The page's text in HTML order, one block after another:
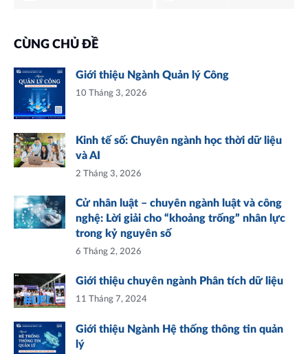
CÙNG CHỦ ĐỀ
Giới thiệu Ngành Quản lý Công
10 Tháng 3, 2026
Kinh tế số: Chuyên ngành học thời dữ liệu
và AI
2 Tháng 3, 2026
Cử nhân luật – chuyên ngành luật và công
nghệ: Lời giải cho “khoảng trống” nhân lực
trong kỷ nguyên số
6 Tháng 2, 2026
Giới thiệu chuyên ngành Phân tích dữ liệu
11 Tháng 7, 2024
Giới thiệu Ngành Hệ thống thông tin quản
lý